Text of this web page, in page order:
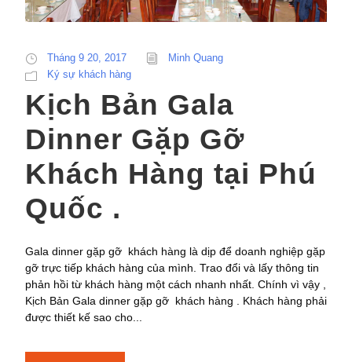
Tháng 9 20, 2017
Minh Quang
Ký sự khách hàng
Kịch Bản Gala
Dinner Gặp Gỡ
Khách Hàng tại Phú
Quốc .
Gala dinner gặp gỡ khách hàng là dịp để doanh nghiệp gặp
gỡ trực tiếp khách hàng của mình. Trao đổi và lấy thông tin
phản hồi từ khách hàng một cách nhanh nhất. Chính vì vậy ,
Kịch Bản Gala dinner gặp gỡ khách hàng . Khách hàng phải
được thiết kế sao cho...